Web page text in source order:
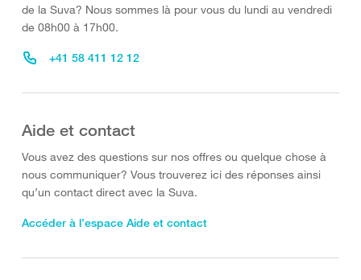
de la Suva? Nous sommes là pour vous du lundi au vendredi
de 08h00 à 17h00.
+41 58 411 12 12
Aide et contact
Vous avez des questions sur nos offres ou quelque chose à
nous communiquer? Vous trouverez ici des réponses ainsi
qu’un contact direct avec la Suva.
Accéder à l’espace Aide et contact